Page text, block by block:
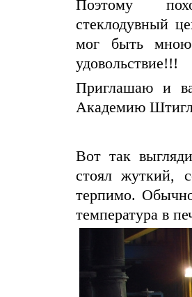
Поэтому
стеклодувный
мог быть мною
удовольствие!!!
Приглашаю и
Академию
Вот так
стоял жуткий,
терпимо.
температура в